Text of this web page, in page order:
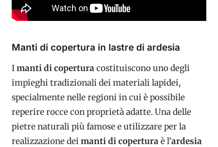
Manti di copertura in lastre di ardesia
Imanti di coperturacostituiscono uno degli
impieghi tradizionali dei materiali lapidei,
specialmente nelle regioni in cui è possibile
reperire rocce con proprietà adatte. Una delle
pietre naturali più famose e utilizzare per la
realizzazione dei manti di coperturaè l’ardesia